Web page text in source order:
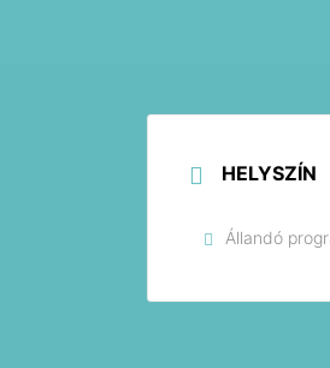
HELYSZÍN
Állandó